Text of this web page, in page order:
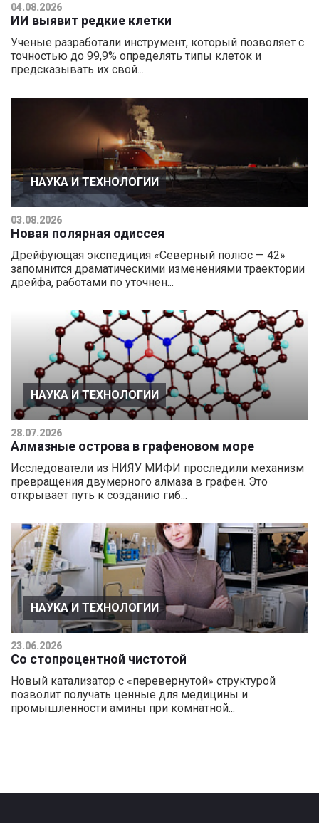
04.08.2026
ИИ выявит редкие клетки
Ученые разработали инструмент, который позволяет с
точностью до 99,9% определять типы клеток и
предсказывать их свой...
НАУКА И ТЕХНОЛОГИИ
03.08.2026
Новая полярная одиссея
Дрейфующая экспедиция «Северный полюс — 42»
запомнится драматическими изменениями траектории
дрейфа, работами по уточнен...
НАУКА И ТЕХНОЛОГИИ
28.07.2026
Алмазные острова в графеновом море
Исследователи из НИЯУ МИФИ проследили механизм
превращения двумерного алмаза в графен. Это
открывает путь к созданию гиб...
НАУКА И ТЕХНОЛОГИИ
23.06.2026
Со стопроцентной чистотой
Новый катализатор с «перевернутой» структурой
позволит получать ценные для медицины и
промышленности амины при комнатной...